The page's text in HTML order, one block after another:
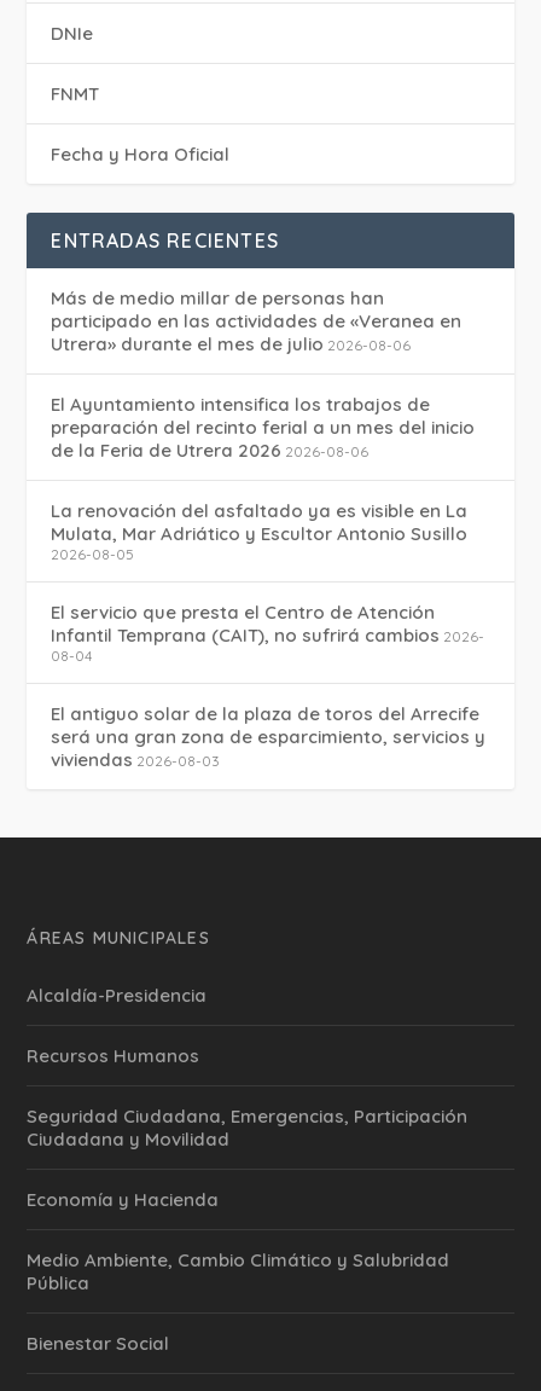
DNIe
FNMT
Fecha y Hora Oficial
ENTRADAS RECIENTES
Más de medio millar de personas han
participado en las actividades de «Veranea en
Utrera» durante el mes de julio 2026-08-06
El Ayuntamiento intensifica los trabajos de
preparación del recinto ferial a un mes del inicio
de la Feria de Utrera 2026 2026-08-06
La renovación del asfaltado ya es visible en La
Mulata, Mar Adriático y Escultor Antonio Susillo
2026-08-05
El servicio que presta el Centro de Atención
Infantil Temprana (CAIT), no sufrirá cambios 2026-
08-04
El antiguo solar de la plaza de toros del Arrecife
será una gran zona de esparcimiento, servicios y
viviendas 2026-08-03
ÁREAS MUNICIPALES
Alcaldía-Presidencia
Recursos Humanos
Seguridad Ciudadana, Emergencias, Participación
Ciudadana y Movilidad
Economía y Hacienda
Medio Ambiente, Cambio Climático y Salubridad
Pública
Bienestar Social